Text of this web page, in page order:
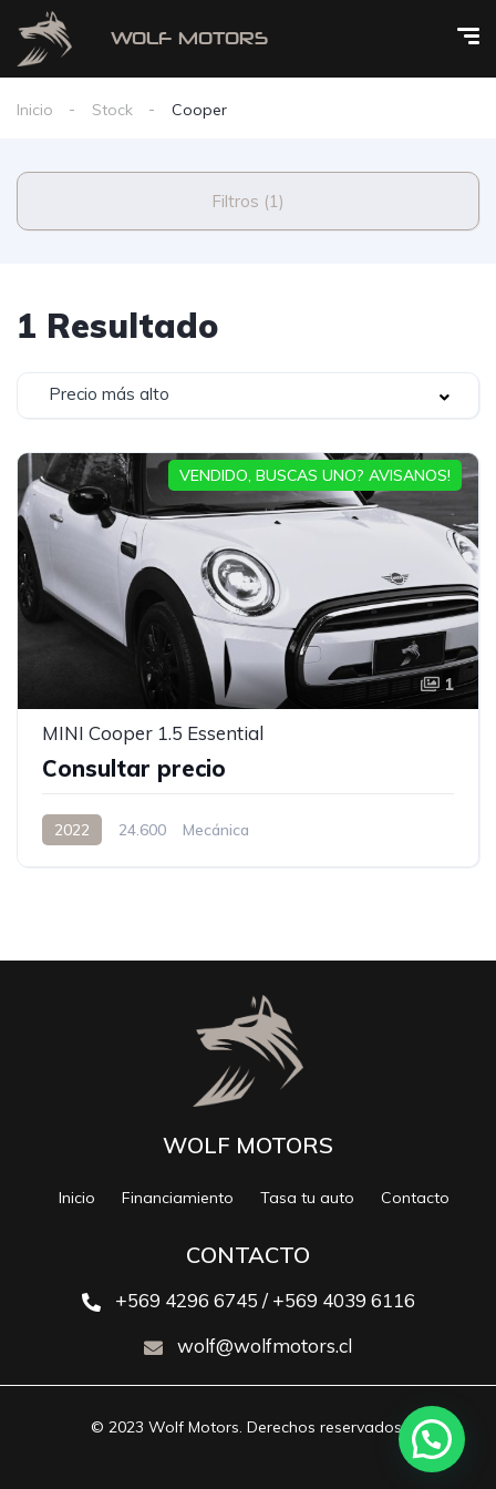
Inicio Stock Cooper
Filtros (1)
1 Resultado
Precio más alto
1
MINI Cooper 1.5 Essential
Consultar precio
2022 24.600 Mecánica
VENDIDO, BUSCAS UNO? AVISANOS!
WOLF MOTORS
Inicio Financiamiento Tasa tu auto Contacto
CONTACTO
+569 4296 6745 / +569 4039 6116
wolf@wolfmotors.cl
© 2023 Wolf Motors. Derechos reservados.